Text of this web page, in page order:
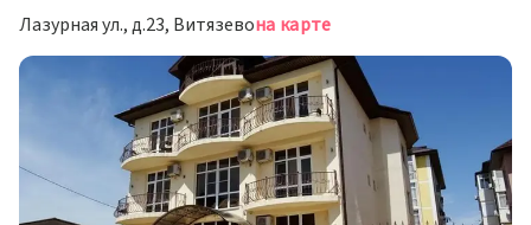
Лазурная ул., д.23, Витязевона карте